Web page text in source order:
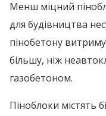
Менш міцний
для будівництва
пінобетону
більшу, ніж
газобетоном.
Піноблоки містять